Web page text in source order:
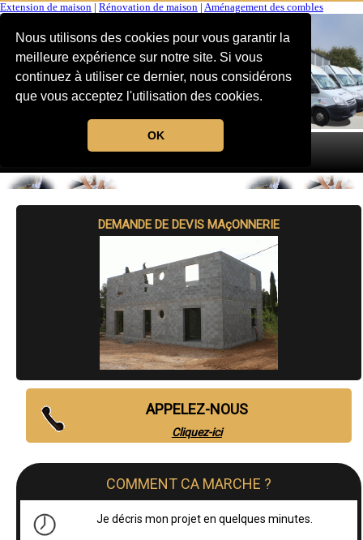
Nous utilisons des cookies pour vous garantir la
meilleure expérience sur notre site. Si vous
continuez à utiliser ce dernier, nous considérons
que vous acceptez l'utilisation des cookies.
OK
Extension de maison Rénovation de maison Aménagement des combles
MENU
DEMANDE DE DEVIS MAçONNERIE
APPELEZ-NOUS
Cliquez-ici
COMMENT CA MARCHE ?
Je décris mon projet en quelques minutes.